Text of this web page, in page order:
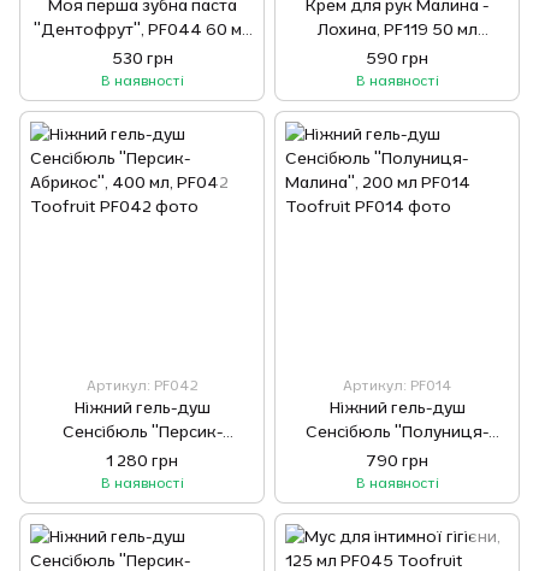
Моя перша зубна паста
"Дентофрут", PF044 60 мл
Toofruit
530 грн
В наявності
Крем для рук Малина -
Лохина, PF119 50 мл
Toofruit
590 грн
В наявності
Артикул: PF042
Ніжний гель-душ
Сенсібюль "Персик-
Абрикос", 400 мл, PF042
Toofruit
1 280 грн
В наявності
Артикул: PF014
Ніжний гель-душ
Сенсібюль "Полуниця-
Малина", 200 мл PF014
Toofruit
790 грн
В наявності